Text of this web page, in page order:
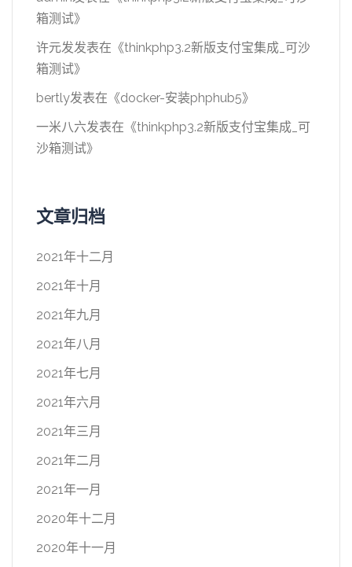
箱测试》
许元发发表在《thinkphp3.2新版支付宝集成_可沙
箱测试》
bertly发表在《docker-安装phphub5》
一米八六发表在《thinkphp3.2新版支付宝集成_可
沙箱测试》
文章归档
2021年十二月
2021年十月
2021年九月
2021年八月
2021年七月
2021年六月
2021年三月
2021年二月
2021年一月
2020年十二月
2020年十一月